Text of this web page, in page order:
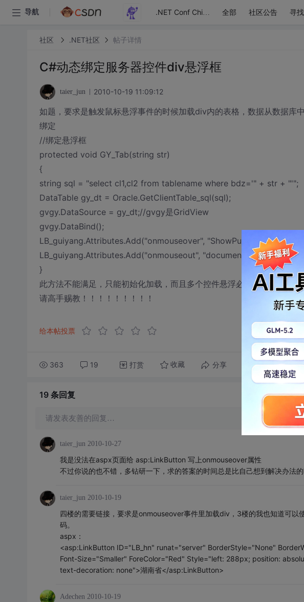
导航 .NET Conf China 全部 社区公告
社区 .NET社区 帖子详情
C#动态绑定服务器控件div悬浮框
taier_jun 2010-10-19 11:09:12
如题，要求是触发鼠标悬浮事件的时候加载div内的表格，数据从数据库
绑定
//绑定悬浮框
protected void GY_Tab(string str)
{
string sql = "select cl1,cl2 from tablename where bdz='" + str + "'";
DataTable gy_dt = Oracle.GetClientTable_sql(sql);
gvgy.DataSource = gy_dt;//gvgy是GridView
gvgy.DataBind();
LB_guiyang.Attributes.Add("onmouseover", "ShowPub()");
LB_guiyang.Attributes.Add("onmouseout",
}
此方法不能满足，只能初始化加载，而且多个控件悬浮必须写多个div
请高手赐教！！！！！！！！！
给本帖投票
363 19 打赏 收藏 分享 转发到动态
19 条回复
请发表友善的回复…
taier_jun 2010-10-27
我是没法在aspx页面给 asp:LinkButton 写上onmouseover属性
不过你说的也不错，多钻研一下，求的答案的时间总是比自己想到解决办法的
taier_jun 2010-10-19
四楼的需要链接，要求是onmouseover事件里加载div，3楼的我也知道可以
码。
aspx：
<asp:LinkButton ID="LB_hn" runat="server" BorderStyle="None"
Font-Size="Smaller" ForeColor="Red" Style="left: 288px; position:
text-decoration: none">湖南省</asp:LinkButton>
Adechen 2010-10-19